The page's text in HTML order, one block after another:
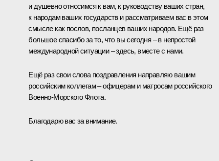
и душевно относимся к вам, к руководству ваших стран,
к народам ваших государств и рассматриваем вас в этом
смысле как послов, посланцев ваших народов. Ещё раз
большое спасибо за то, что вы сегодня – в непростой
международной ситуации – здесь, вместе с нами.
Ещё раз свои слова поздравления направляю вашим
российским коллегам – офицерам и матросам российского
Военно-Морского Флота.
Благодарю вас за внимание.